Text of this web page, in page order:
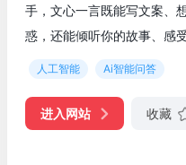
手，文心一言既能写文案、
惑，还能倾听你的故事、感
人工智能 Ai智能问答
进入网站 收藏